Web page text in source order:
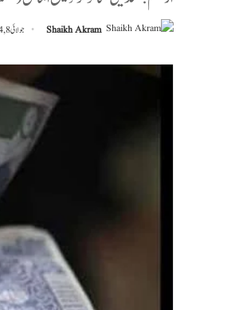
Shaikh Akram جولائی 8, 2024